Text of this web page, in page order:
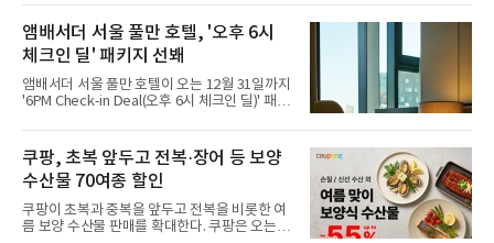
민들의 호응 속에 CFS는 즉시 행동에 나섰다. 지
난 28일 오후 전문 청소업체와
에 대해서는 외부 화재 연기 유입이라고 설명했
고, 2023년 같은 물류센터에서 발생한 화재에
대해서도 쿠팡 입주 전 공사 과정에서 벌어진 일
이라며 선을 그었다.쿠팡은 21일 인천 물류센터
내부에서 불이 타는 냄새가 났다는 의혹과 관련
해 “사실무근”이라는 입장을 밝혔다.회사 측은
“인근에서 지난 15일 다른 회사에서 발생한 대
것으로 확인됐다”고 설명했다.이어 “정확한 화
재 원인은 추후 조사될
앰배서더 서울 풀만 호텔, '오후 6시
체크인 딜' 패키지 선봬
앰배서더 서울 풀만 호텔이 오는 12월 31일까지
'6PM Check-in Deal(오후 6시 체크인 딜)' 패키
으로 여유로운 저녁 시간부터 호텔 스테이를 시
작할 수 있도록 준비됐다.앰배서더 서울 풀만 호
텔 측은 “퇴근 후 또는 주말 도심 속에서 짧지만
온전한 휴식을 원하는 고객들에게 특별한 경험
을 제공한다”고 밝혔다.패키지는 디럭스와 이그
제큐티브 두 가지 타입으로 구성된다. 디럭스 패
키지는 객실 1박(룸 온리)으로 심플한 호캉스를
쿠팡, 초복 앞두고 전복·장어 등 보양
수산물 70여종 할인
쿠팡이 초복과 중복을 앞두고 전복을 비롯한 여
름 보양 수산물 판매를 확대한다. 쿠팡은 오는